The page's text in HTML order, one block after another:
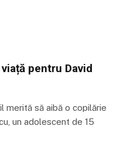
pentru David
merită să aibă o copilărie
un adolescent de 15